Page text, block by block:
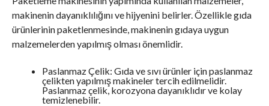
makinenin dayanıklılığını ve hijyenini belirler. Özellikle gıda
ürünlerinin paketlenmesinde, makinenin gıdaya uygun
malzemelerden yapılmış olması önemlidir.
Paslanmaz Çelik: Gıda ve sıvı ürünler için paslanmaz
çelikten yapılmış makineler tercih edilmelidir.
Paslanmaz çelik, korozyona dayanıklıdır ve kolay
temizlenebilir.